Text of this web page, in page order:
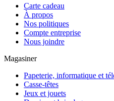
Carte cadeau
À propos
Nos politiques
Compte entreprise
Nous joindre
Magasiner
Papeterie, informatique et
Casse-têtes
Jeux et jouets